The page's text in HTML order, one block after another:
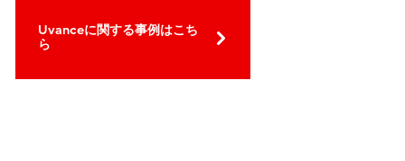
Uvanceに関する事例はこち
ら